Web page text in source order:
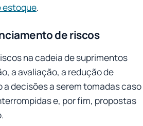
estoque.
de riscos
na cadeia de suprimentos
a avaliação, a redução de
decisões a serem tomadas caso
e, por fim, propostas